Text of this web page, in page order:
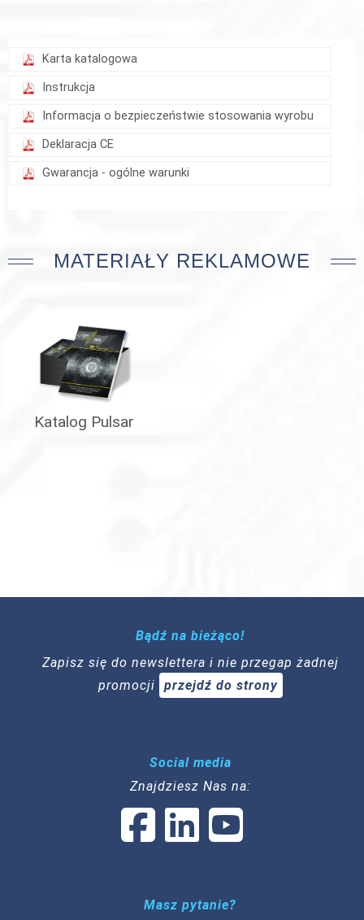
Karta katalogowa
Instrukcja
Informacja o bezpieczeństwie stosowania wyrobu
Deklaracja CE
Gwarancja - ogólne warunki
MATERIAŁY REKLAMOWE
Katalog Pulsar
Bądź na bieżąco!
Zapisz się do newslettera i nie przegap żadnej
promocji
przejdź do strony
Social media
Znajdziesz Nas na:
Masz pytanie?